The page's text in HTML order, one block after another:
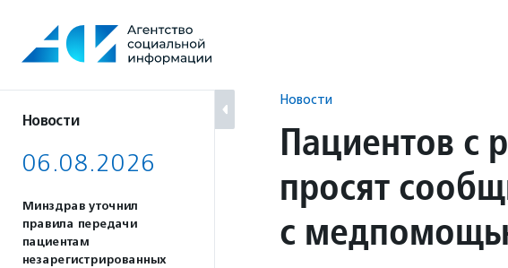
содержанию
Новости
06.08.2026
Минздрав уточнил
правила передачи
пациентам
незарегистрированных
Новости
Пациентов с
просят
с